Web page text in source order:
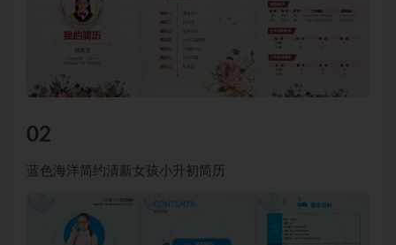
02
蓝色海洋简约清新女孩小升初简历